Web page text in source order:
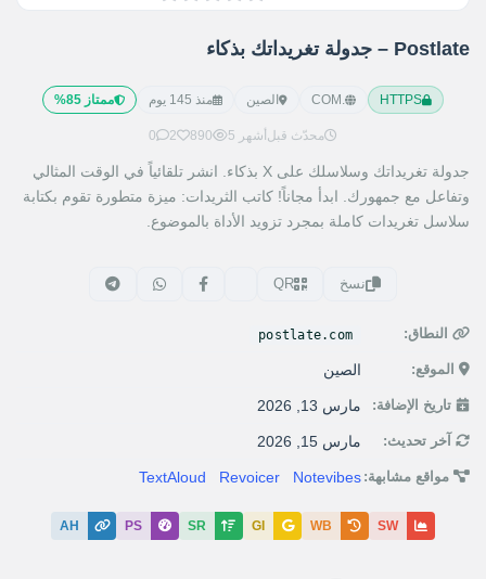
Postlate – جدولة تغريداتك بذكاء
HTTPS الصين منذ 145 يوم ممتاز 85%
محدّث قبل 5 أشهر 890
2
0
جدولة تغريداتك وسلاسلك على X بذكاء. انشر تلقائياً في الوقت المثالي
وتفاعل مع جمهورك. ابدأ مجاناً! كاتب الثريدات: ميزة متطورة تقوم بكتابة
سلاسل تغريدات كاملة بمجرد تزويد الأداة بالموضوع.
نسخ QR
النطاق: postlate.com
الموقع: الصين
تاريخ الإضافة: مارس 13, 2026
آخر تحديث: مارس 15, 2026
مواقع مشابهة: TextAloud Revoicer Notevibes
SW
WB
GI
SR
PS
AH